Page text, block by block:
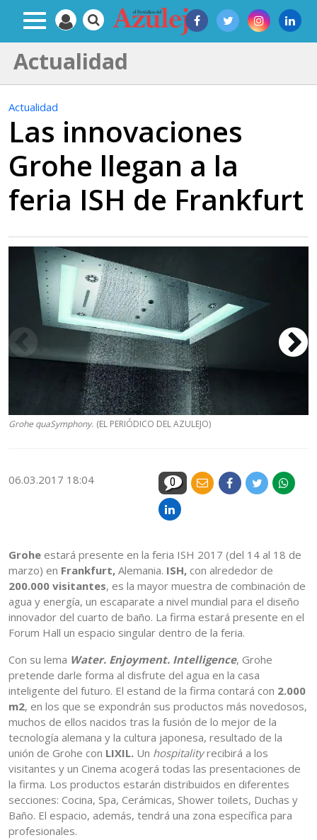
Actualidad
Actualidad
Las innovaciones
Grohe llegan a la
feria ISH de Frankfurt
Grohe quaSymphony. (EL PERIÓDICO DEL AZULEJO)
06.03.2017 18:04 0
Grohe estará presente en la feria ISH 2017 (del 14 al 18 de
marzo) en Frankfurt, Alemania. ISH, con alrededor de
200.000 visitantes, es la mayor muestra de combinación de
agua y energía, un escaparate a nivel mundial para el diseño
innovador del cuarto de baño. La firma estará presente en el
Forum Hall un espacio singular dentro de la feria.
Con su lema Water. Enjoyment. Intelligence, Grohe
pretende darle forma al disfrute del agua en la casa
inteligente del futuro. El estand de la firma contará con 2.000
m2, en los que se expondrán sus productos más novedosos,
muchos de ellos nacidos tras la fusión de lo mejor de la
tecnología alemana y la cultura japonesa, resultado de la
unión de Grohe con LIXIL. Un hospitalityrecibirá a los
visitantes y un Cinema acogerá todas las presentaciones de
la firma. Los productos estarán distribuidos en diferentes
secciones: Cocina, Spa, Cerámicas, Shower toilets, Duchas y
Baño. El espacio, además, tendrá una zona específica para
profesionales.